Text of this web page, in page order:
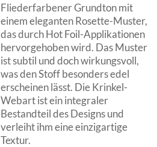
Fliederfarbener Grundton mit
einem eleganten Rosette-Muster,
das durch Hot Foil-Applikationen
hervorgehoben wird. Das Muster
ist subtil und doch wirkungsvoll,
was den Stoff besonders edel
erscheinen lässt. Die Krinkel-
Webart ist ein integraler
Bestandteil des Designs und
verleiht ihm eine einzigartige
Textur.